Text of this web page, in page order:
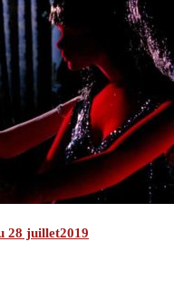
28 juillet2019